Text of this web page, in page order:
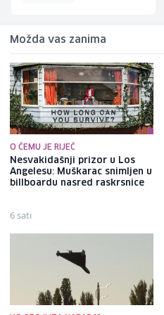
Možda vas zanima
O ČEMU JE RIJEČ
Nesvakidašnji prizor u Los
Angelesu: Muškarac snimljen u
billboardu nasred raskrsnice
6 sati